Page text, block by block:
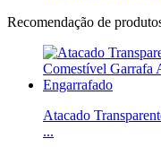
Recomendação de
Atacado
...